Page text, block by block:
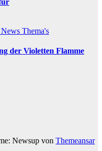
News Thema's
der Violetten Flamme
Newsup von Themeansar